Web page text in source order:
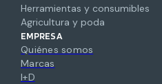
Herramientas y consumibles
Agricultura y poda
EMPRESA
Quiénes somos
Marcas
I+D